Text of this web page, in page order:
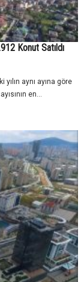
Konut Satıldı
aynı ayına göre
en...